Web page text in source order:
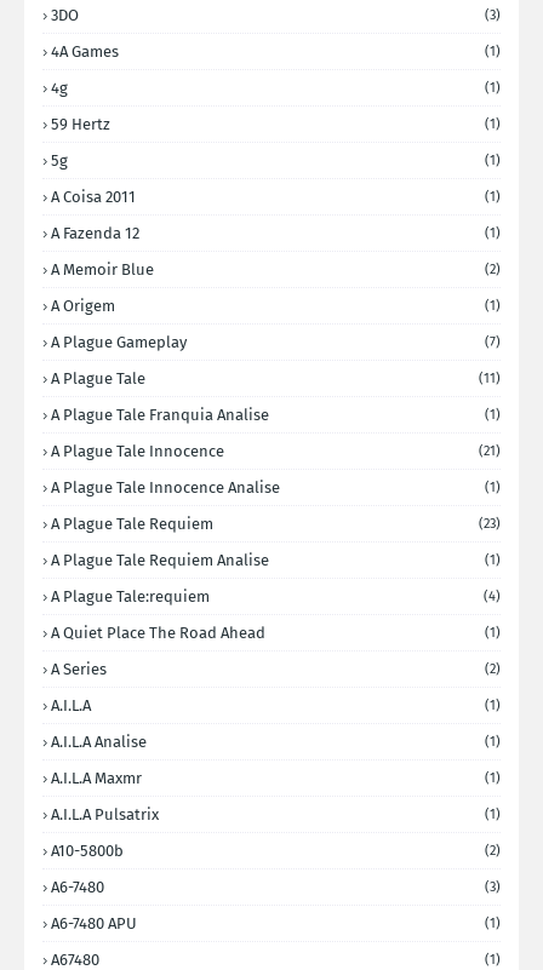
3DO (3)
4A Games (1)
4g (1)
59 Hertz (1)
5g (1)
A Coisa 2011 (1)
A Fazenda 12 (1)
A Memoir Blue (2)
A Origem (1)
A Plague Gameplay (7)
A Plague Tale (11)
A Plague Tale Franquia Analise (1)
A Plague Tale Innocence (21)
A Plague Tale Innocence Analise (1)
A Plague Tale Requiem (23)
A Plague Tale Requiem Analise (1)
A Plague Tale:requiem (4)
A Quiet Place The Road Ahead (1)
A Series (2)
A.I.L.A (1)
A.I.L.A Analise (1)
A.I.L.A Maxmr (1)
A.I.L.A Pulsatrix (1)
A10-5800b (2)
A6-7480 (3)
A6-7480 APU (1)
A67480 (1)